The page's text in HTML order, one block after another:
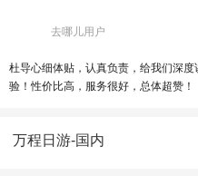
去哪儿用户
杜导心细体贴，认真负责，给我们深
验！性价比高，服务很好，总体超赞！
万程日游-国内